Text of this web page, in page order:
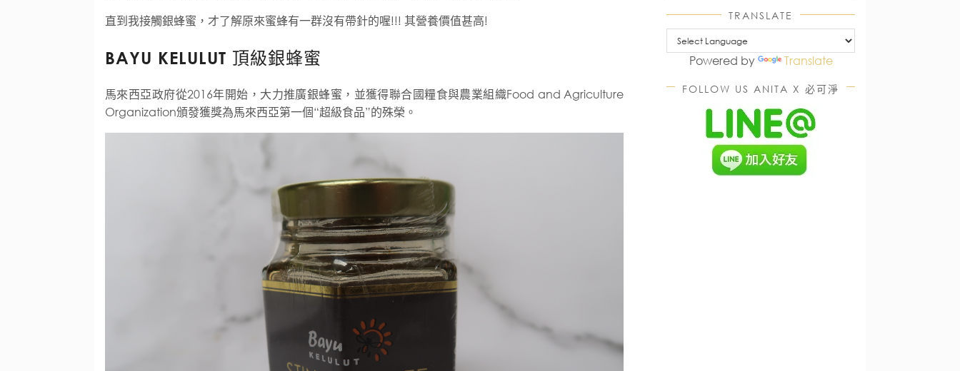
直到我接觸銀蜂蜜，才了解原來蜜蜂有一群沒有帶針的喔!!! 其營養價值甚高!
BAYU KELULUT 頂級銀蜂蜜
馬來西亞政府從2016年開始，大力推廣銀蜂蜜，並獲得聯合國糧食與農業組織Food and Agriculture
Organization頒發獲獎為馬來西亞第一個“超級食品”的殊榮。
TRANSLATE
Powered by Translate
FOLLOW US ANITA X 必可淨